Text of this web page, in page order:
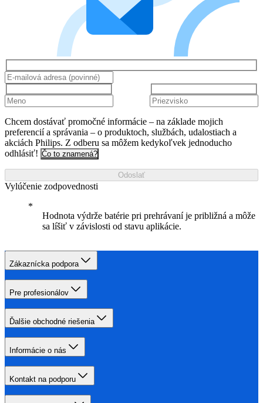
Chcem dostávať promočné informácie – na základe mojich
preferencií a správania – o produktoch, službách, udalostiach a
akciách Philips. Z odberu sa môžem kedykoľvek jednoducho
odhlásiť! Čo to znamená?
Odoslať
Vylúčenie zodpovednosti
Hodnota výdrže batérie pri prehrávaní je približná a môže
sa líšiť v závislosti od stavu aplikácie.
Zákaznícka podpora
Pre profesionálov
Ďalšie obchodné riešenia
Informácie o nás
Kontakt na podporu